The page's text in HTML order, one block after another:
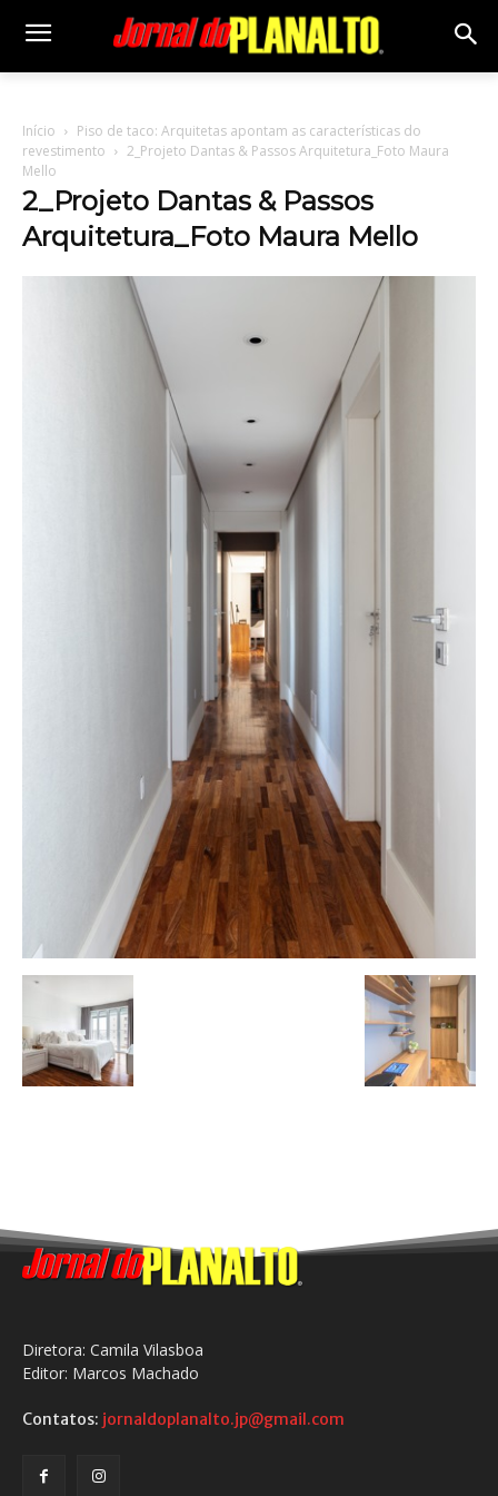
Início
Piso de taco: Arquitetas apontam as características do
revestimento
2_Projeto Dantas & Passos Arquitetura_Foto Maura
Mello
2_Projeto Dantas & Passos
Arquitetura_Foto Maura Mello
Diretora: Camila Vilasboa
Editor: Marcos Machado
Contatos: jornaldoplanalto.jp@gmail.com